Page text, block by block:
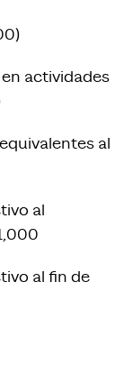
actividades
al
al
al fin de